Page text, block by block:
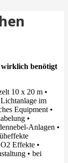
wirklich benötigt
10 x 20 m •
im
Equipment •
•
Anlagen •
Effekte •
• bei